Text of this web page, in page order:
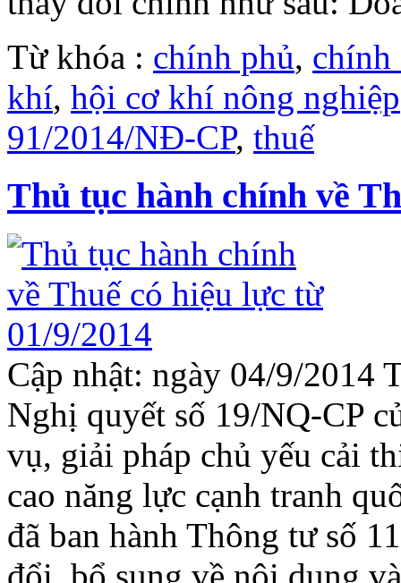
Từ khóa : chính phủ, chính
khí, hội cơ khí nông nghiệp
91/2014/NĐ-CP, thuế
Thủ tục hành chính về
Cập nhật: ngày 04/9/2014
Nghị quyết số 19/NQ-CP
vụ, giải pháp chủ yếu cải
cao năng lực cạnh tranh
đã ban hành Thông tư số
đổi, bổ sung về nội dung